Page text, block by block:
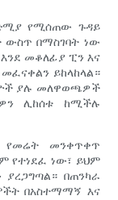
የሚሰጠው ጉዳይ
ውስጥ በማስገባት ነው
መቆለፊያ ፒን እና
ይከላከላል።
ያሉ መለዋወጫዎች
ሊከሰቱ ከሚችሉ
የመሬት መንቀጥቀጥ
የተነደፈ ነው፣ ይህም
በጠንካራ
በአስተማማኝ እና